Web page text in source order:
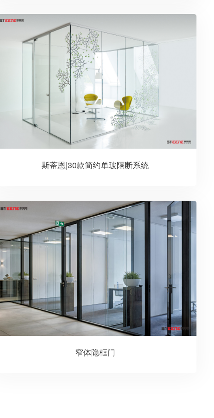
斯蒂恩|30款简约单玻隔断系统
窄体隐框门